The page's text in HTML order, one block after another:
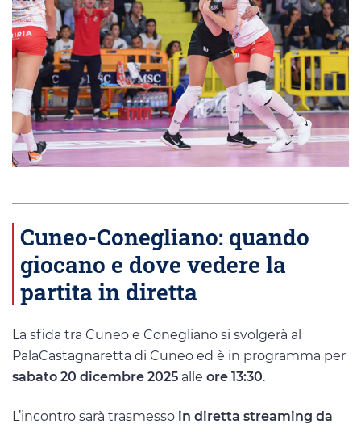
Cuneo-Conegliano: quando
giocano e dove vedere la
partita in diretta
La sfida tra Cuneo e Conegliano si svolgerà al
PalaCastagnaretta di Cuneo ed è in programma per
sabato 20 dicembre 2025 alle ore 13:30.
L’incontro sarà trasmesso in diretta streaming da